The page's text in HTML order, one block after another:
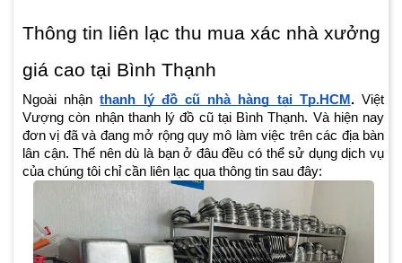
Thông tin liên lạc thu mua xác nhà xưởng
giá cao tại Bình Thạnh
Ngoài nhậnthanh lý đồ cũ nhà hàng tại Tp.HCM .Việt
Vượng còn nhận thanh lý đồ cũ tại Bình Thạnh. Và hiện nay
đơn vị đã và đang mở rộng quy mô làm việc trên các địa bàn
lân cận. Thế nên dù là bạn ở đâu đều có thể sử dụng dịch vụ
của chúng tôi chỉ cần liên lạc qua thông tin sau đây: